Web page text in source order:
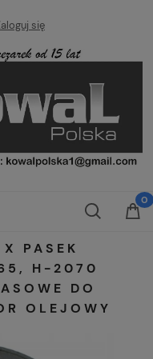
się
PASEK
H-2070
DO
OLEJOWY